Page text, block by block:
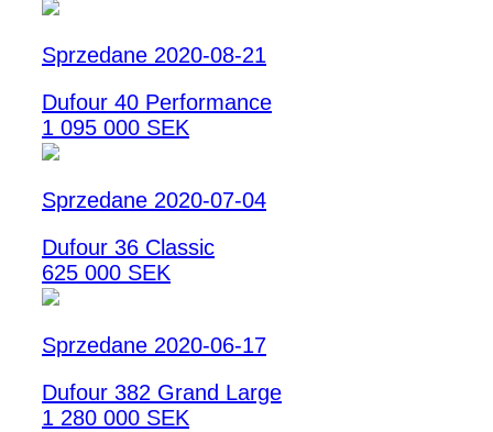
Sprzedane 2020-08-21
Dufour 40 Performance
1 095 000 SEK
Sprzedane 2020-07-04
Dufour 36 Classic
625 000 SEK
Sprzedane 2020-06-17
Dufour 382 Grand Large
1 280 000 SEK